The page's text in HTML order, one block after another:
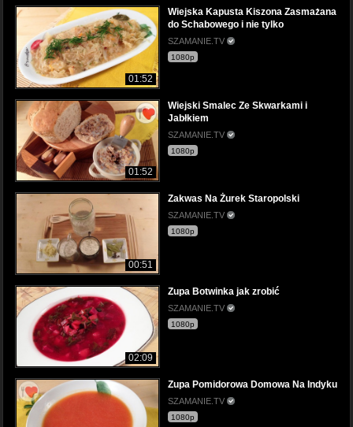
01:52
Wiejska Kapusta Kiszona Zasmażana
do Schabowego i nie tylko
SZAMANIE.TV
1080p
01:52
Wiejski Smalec Ze Skwarkami i
Jabłkiem
SZAMANIE.TV
1080p
00:51
Zakwas Na Żurek Staropolski
SZAMANIE.TV
1080p
02:09
Zupa Botwinka jak zrobić
SZAMANIE.TV
1080p
Zupa Pomidorowa Domowa Na Indyku
SZAMANIE.TV
1080p